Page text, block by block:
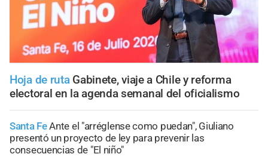
Hoja de ruta Gabinete, viaje a Chile y reforma
electoral en la agenda semanal del oficialismo
Santa FeAnte el "arréglense como puedan", Giuliano
presentó un proyecto de ley para prevenir las
consecuencias de "El niño"